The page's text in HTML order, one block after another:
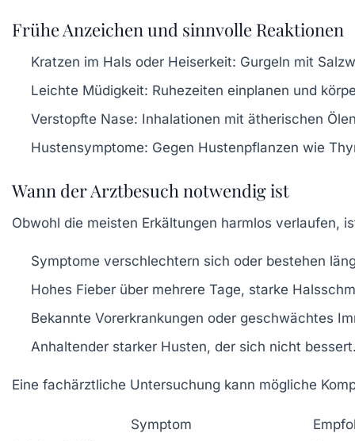
Frühe Anzeichen und sinnvolle Reaktionen
Kratzen im Hals oder Heiserkeit: Gurgeln mit
Leichte Müdigkeit: Ruhezeiten einplanen und
Verstopfte Nase: Inhalationen mit ätherischen
Hustensymptome: Gegen Hustenpflanzen wie
Wann der Arztbesuch notwendig ist
Obwohl die meisten Erkältungen harmlos verlaufen,
Symptome verschlechtern sich oder bestehen
Hohes Fieber über mehrere Tage, starke
Bekannte Vorerkrankungen oder geschwächtes
Anhaltender starker Husten, der sich nicht
Eine fachärztliche Untersuchung kann mögliche
Symptom